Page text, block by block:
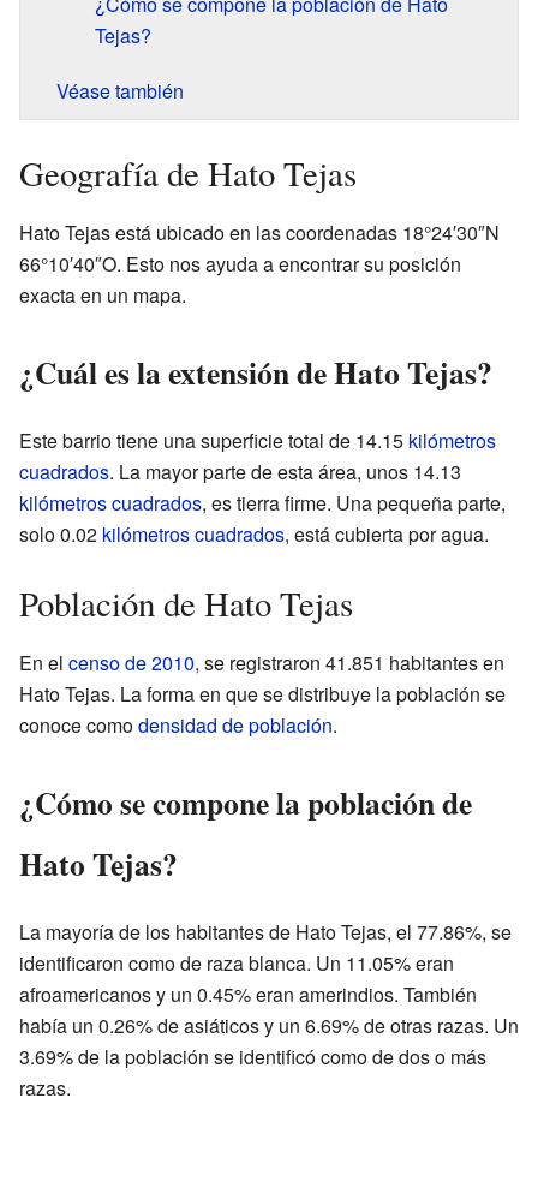
Tejas?
Véase también
Geografía de Hato Tejas
Hato Tejas está ubicado en las coordenadas 18°24′30″N
66°10′40″O. Esto nos ayuda a encontrar su posición
exacta en un mapa.
¿Cuál es la extensión de Hato Tejas?
Este barrio tiene una superficie total de 14.15 kilómetros
cuadrados. La mayor parte de esta área, unos 14.13
kilómetros cuadrados, es tierra firme. Una pequeña parte,
solo 0.02 kilómetros cuadrados, está cubierta por agua.
Población de Hato Tejas
En el censo de 2010, se registraron 41.851 habitantes en
Hato Tejas. La forma en que se distribuye la población se
conoce comodensidad de población.
¿Cómo se compone la población de
Hato Tejas?
La mayoría de los habitantes de Hato Tejas, el 77.86%, se
identificaron como de raza blanca. Un 11.05% eran
afroamericanos y un 0.45% eran amerindios. También
había un 0.26% de asiáticos y un 6.69% de otras razas. Un
3.69% de la población se identificó como de dos o más
razas.